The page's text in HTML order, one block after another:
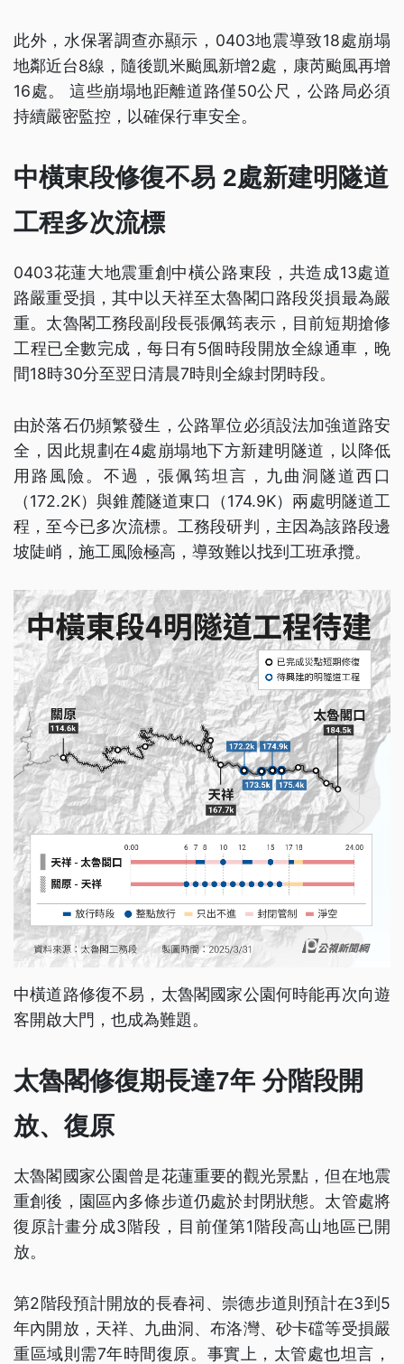
此外，水保署調查亦顯示，0403地震導致18處崩塌
地鄰近台8線，隨後凱米颱風新增2處，康芮颱風再增
16處。 這些崩塌地距離道路僅50公尺，公路局必須
持續嚴密監控，以確保行車安全。
中橫東段修復不易 2處新建明隧道
工程多次流標
0403花蓮大地震重創中橫公路東段，共造成13處道
路嚴重受損，其中以天祥至太魯閣口路段災損最為嚴
重。太魯閣工務段副段長張佩筠表示，目前短期搶修
工程已全數完成，每日有5個時段開放全線通車，晚
間18時30分至翌日清晨7時則全線封閉時段。
由於落石仍頻繁發生，公路單位必須設法加強道路安
全，因此規劃在4處崩塌地下方新建明隧道，以降低
用路風險。不過，張佩筠坦言，九曲洞隧道西口
（172.2K）與錐麓隧道東口（174.9K）兩處明隧道工
程，至今已多次流標。工務段研判，主因為該路段邊
坡陡峭，施工風險極高，導致難以找到工班承攬。
中橫道路修復不易，太魯閣國家公園何時能再次向遊
客開啟大門，也成為難題。
太魯閣修復期長達7年 分階段開
放、復原
太魯閣國家公園曾是花蓮重要的觀光景點，但在地震
重創後，園區內多條步道仍處於封閉狀態。太管處將
復原計畫分成3階段，目前僅第1階段高山地區已開
放。
第2階段預計開放的長春祠、崇德步道則預計在3到5
年內開放，天祥、九曲洞、布洛灣、砂卡礑等受損嚴
重區域則需7年時間復原。事實上，太管處也坦言，